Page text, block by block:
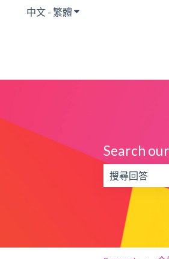
中文 - 繁體 顯示翻譯的子功能表
Search
搜尋欄位為空